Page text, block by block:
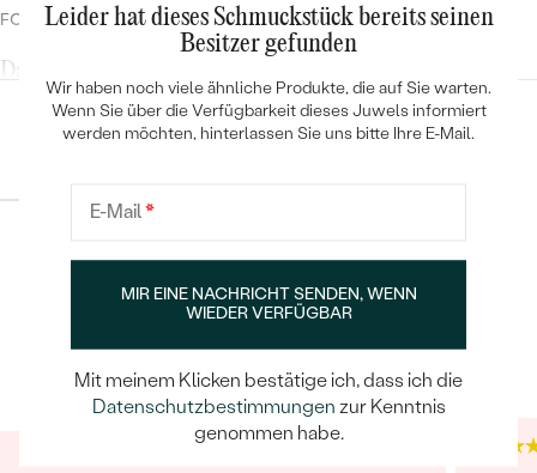
FORM:
Rund
Damenring
DICKE:
1 mm
14 Karat Weißgold 585/1000
HERKUNFT DES METALLS
Vierkant, innen schwach bombiert
UNGEFÄHRES GEWICHT:
1.62 g
Diamant
24 (gemäß Ringgröße)
Konfiguration
Trusted shop Bewertungen
4.9
Google Bewertungen
4.9
Leider hat dieses Schmuckstück bereits seinen
Besitzer gefunden
Wir haben noch viele ähnliche Produkte, die auf Sie warten.
Wenn Sie über die Verfügbarkeit dieses Juwels informiert
werden möchten, hinterlassen Sie uns bitte Ihre E-Mail.
E-Mail*
MIR EINE NACHRICHT SENDEN, WENN
WIEDER VERFÜGBAR
Mit meinem Klicken bestätige ich, dass ich die
Datenschutzbestimmungen zur Kenntnis
genommen habe.